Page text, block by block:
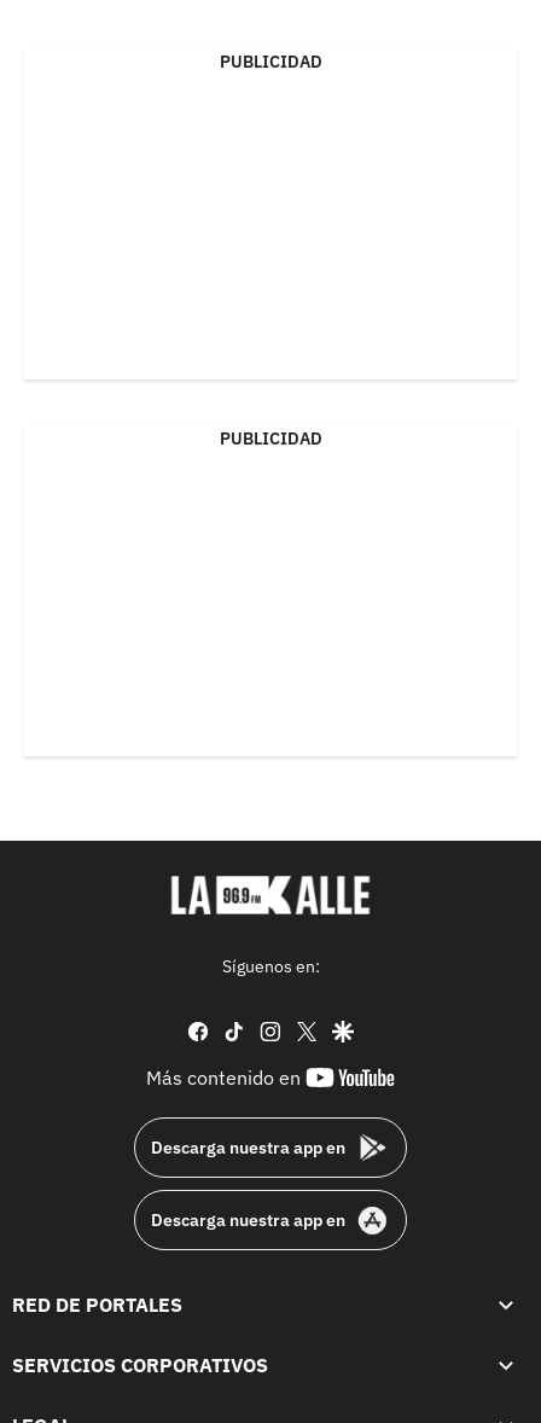
PUBLICIDAD
PUBLICIDAD
Síguenos en:
facebook
tiktok instagram
twittergoogle
Más contenido en
youtube-
Descarga nuestra app en
Descarga nuestra app en
RED DE PORTALES
SERVICIOS CORPORATIVOS